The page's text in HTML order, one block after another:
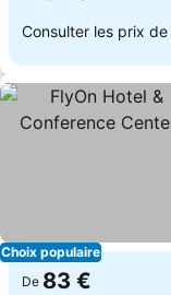
Consulter les prix de
Choix populaire
De 83 €